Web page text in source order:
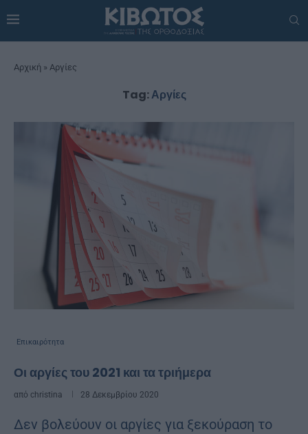
Αρχική » Αργίες
Tag:Αργίες
Επικαιρότητα
Οι αργίες του 2021 και τα τριήμερα
από christina 28 Δεκεμβρίου 2020
Δεν βολεύουν οι αργίες για ξεκούραση το